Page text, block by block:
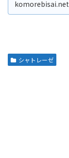
komorebisai.net
シャトレーゼ